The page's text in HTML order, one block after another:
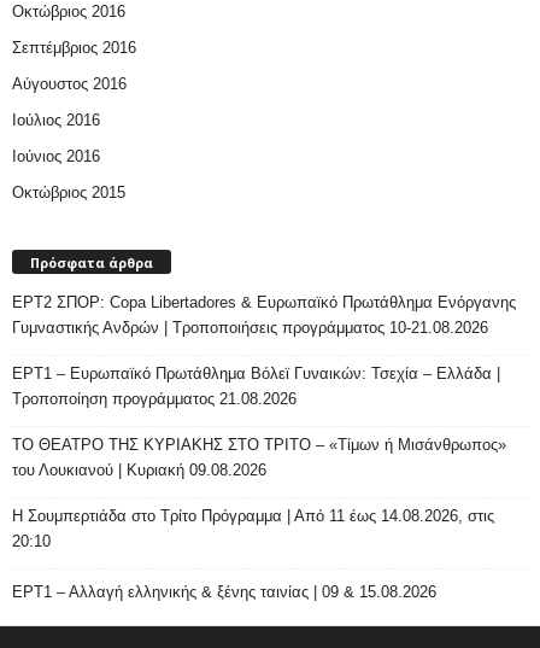
Οκτώβριος 2016
Σεπτέμβριος 2016
Αύγουστος 2016
Ιούλιος 2016
Ιούνιος 2016
Οκτώβριος 2015
Πρόσφατα άρθρα
ΕΡΤ2 ΣΠΟΡ: Copa Libertadores & Ευρωπαϊκό Πρωτάθλημα Ενόργανης
Γυμναστικής Ανδρών | Τροποποιήσεις προγράμματος 10-21.08.2026
ΕΡΤ1 – Ευρωπαϊκό Πρωτάθλημα Βόλεϊ Γυναικών: Τσεχία – Ελλάδα |
Τροποποίηση προγράμματος 21.08.2026
ΤΟ ΘΕΑΤΡΟ ΤΗΣ ΚΥΡΙΑΚΗΣ ΣΤΟ ΤΡΙΤΟ – «Τίμων ή Μισάνθρωπος»
του Λουκιανού | Κυριακή 09.08.2026
H Σουμπερτιάδα στο Τρίτο Πρόγραμμα | Από 11 έως 14.08.2026, στις
20:10
ΕΡΤ1 – Αλλαγή ελληνικής & ξένης ταινίας | 09 & 15.08.2026